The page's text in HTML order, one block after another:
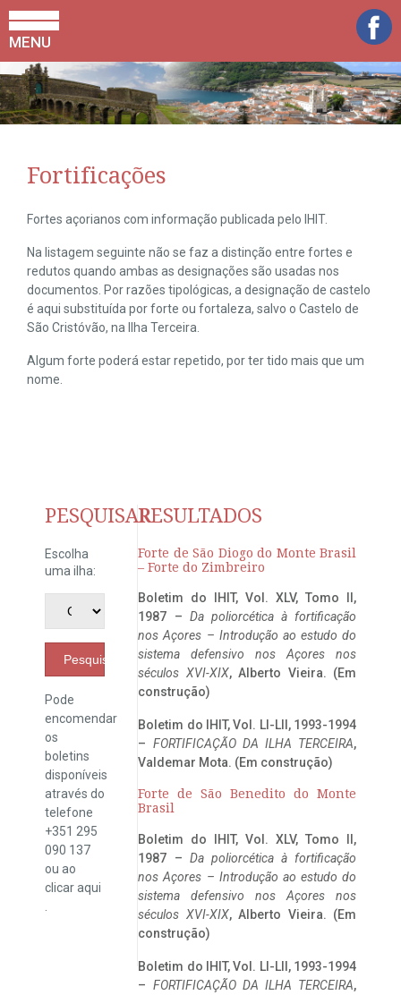
MENU
Fortificações
Fortes açorianos com informação publicada pelo IHIT.
Na listagem seguinte não se faz a distinção entre fortes e
redutos quando ambas as designações são usadas nos
documentos. Por razões tipológicas, a designação de castelo
é aqui substituída por forte ou fortaleza, salvo o Castelo de
São Cristóvão, na Ilha Terceira.
Algum forte poderá estar repetido, por ter tido mais que um
nome.
PESQUISAR
Escolha
uma ilha:
Pesquisar
Pode
encomendar
os
boletins
disponíveis
através do
telefone
+351 295
090 137
ou ao
clicaraqui
RESULTADOS
Forte de São Diogo do Monte Brasil
– Forte do Zimbreiro
Boletim do IHIT, Vol. XLV, Tomo II,
1987 – Da poliorcética à fortificação
nos Açores – Introdução ao estudo do
sistema defensivo nos Açores nos
séculos XVI-XIX, Alberto Vieira. (Em
construção)
Boletim do IHIT, Vol. LI-LII, 1993-1994
– FORTIFICAÇÃO DA ILHA TERCEIRA,
Valdemar Mota. (Em construção)
Forte de São Benedito do Monte
Brasil
Boletim do IHIT, Vol. XLV, Tomo II,
1987 – Da poliorcética à fortificação
nos Açores – Introdução ao estudo do
sistema defensivo nos Açores nos
séculos XVI-XIX, Alberto Vieira. (Em
construção)
Boletim do IHIT, Vol. LI-LII, 1993-1994
– FORTIFICAÇÃO DA ILHA TERCEIRA,